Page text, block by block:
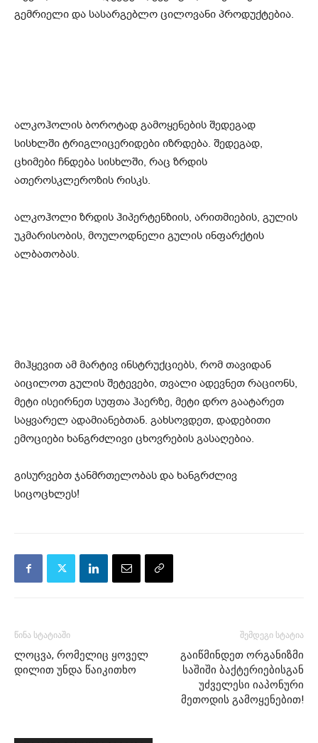
გემრიელი და სასარგებლო ცილოვანი პროდუქტებია.
ალკოჰოლის ბოროტად გამოყენების შედეგად
სისხლში ტრიგლიცერიდები იზრდება. შედეგად,
ცხიმები ჩნდება სისხლში, რაც ზრდის
ათეროსკლეროზის რისკს.
ალკოჰოლი ზრდის ჰიპერტენზიის, არითმიების, გულის
უკმარისობის, მოულოდნელი გულის ინფარქტის
ალბათობას.
მიჰყევით ამ მარტივ ინსტრუქციებს, რომ თავიდან
აიცილოთ გულის შეტევები, თვალი ადევნეთ რაციონს,
მეტი ისეირნეთ სუფთა ჰაერზე, მეტი დრო გაატარეთ
საყვარელ ადამიანებთან. გახსოვდეთ, დადებითი
ემოციები ხანგრძლივი ცხოვრების გასაღებია.
გისურვებთ ჯანმრთელობას და ხანგრძლივ
სიცოცხლეს!
წინა სტატიაში
ლოცვა, რომელიც ყოველ
დილით უნდა წაიკითხო
შემდეგი სტატია
გაიწმინდეთ ორგანიზმი
საშიში ბაქტერიებისგან
უძველესი იაპონური
მეთოდის გამოყენებით!